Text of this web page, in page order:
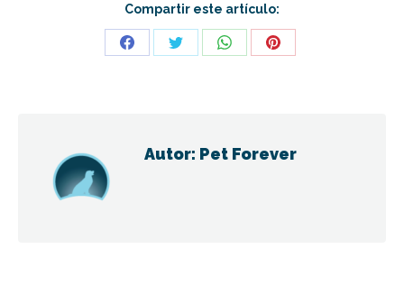
Compartir este artículo:
Share
Share
Share
Share
Autor: Pet Forever